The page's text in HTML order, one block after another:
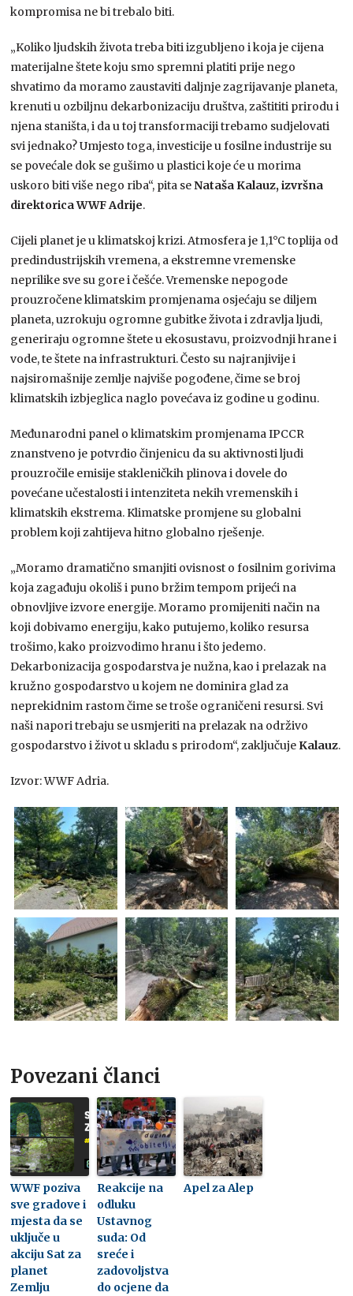
kompromisa ne bi trebalo biti.
„Koliko ljudskih života treba biti izgubljeno i koja je cijena
materijalne štete koju smo spremni platiti prije nego
shvatimo da moramo zaustaviti daljnje zagrijavanje planeta,
krenuti u ozbiljnu dekarbonizaciju društva, zaštititi prirodu i
njena staništa, i da u toj transformaciji trebamo sudjelovati
svi jednako? Umjesto toga, investicije u fosilne industrije su
se povećale dok se gušimo u plastici koje će u morima
uskoro biti više nego riba“, pita seNataša Kalauz, izvršna
direktorica WWF Adrije.
Cijeli planet je u klimatskoj krizi. Atmosfera je 1,1°C toplija od
predindustrijskih vremena, a ekstremne vremenske
neprilike sve su gore i češće. Vremenske nepogode
prouzročene klimatskim promjenama osjećaju se diljem
planeta, uzrokuju ogromne gubitke života i zdravlja ljudi,
generiraju ogromne štete u ekosustavu, proizvodnji hrane i
vode, te štete na infrastrukturi. Često su najranjivije i
najsiromašnije zemlje najviše pogođene, čime se broj
klimatskih izbjeglica naglo povećava iz godine u godinu.
Međunarodni panel o klimatskim promjenama IPCCR
znanstveno je potvrdio činjenicu da su aktivnosti ljudi
prouzročile emisije stakleničkih plinova i dovele do
povećane učestalosti i intenziteta nekih vremenskih i
klimatskih ekstrema. Klimatske promjene su globalni
problem koji zahtijeva hitno globalno rješenje.
„Moramo dramatično smanjiti ovisnost o fosilnim gorivima
koja zagađuju okoliš i puno bržim tempom prijeći na
obnovljive izvore energije. Moramo promijeniti način na
koji dobivamo energiju, kako putujemo, koliko resursa
trošimo, kako proizvodimo hranu i što jedemo.
Dekarbonizacija gospodarstva je nužna, kao i prelazak na
kružno gospodarstvo u kojem ne dominira glad za
neprekidnim rastom čime se troše ograničeni resursi. Svi
naši napori trebaju se usmjeriti na prelazak na održivo
gospodarstvo i život u skladu s prirodom“, zaključuje Kalauz.
Izvor: WWF Adria.
Povezani članci
WWF poziva
sve gradove i
mjesta da se
uključe u
akciju Sat za
planet
Zemlju
Reakcije na
odluku
Ustavnog
suda: Od
sreće i
zadovoljstva
do ocjene da
Apel za Alep